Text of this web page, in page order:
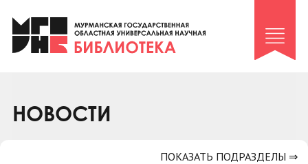
Клуб «Гиря и сельдерей»
Клуб «Семейный архив»
Коллегам
НОВОСТИ
ПОКАЗАТЬ ПОДРАЗДЕЛЫ ⇒